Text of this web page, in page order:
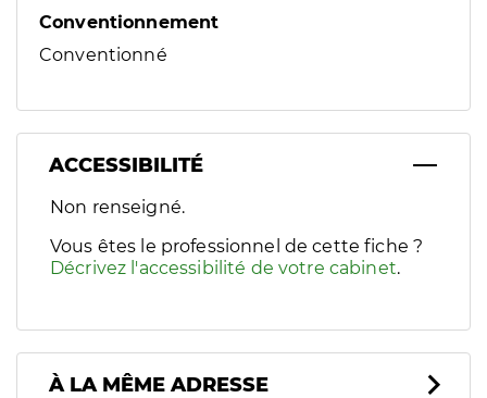
Conventionnement
Conventionné
ACCESSIBILITÉ
Filtres
Sélectionnez un ou plusieurs handicaps/besoins
Non renseigné.
Vous êtes le professionnel de cette fiche ?
Décrivez l'accessibilité de votre cabinet.
À LA MÊME ADRESSE